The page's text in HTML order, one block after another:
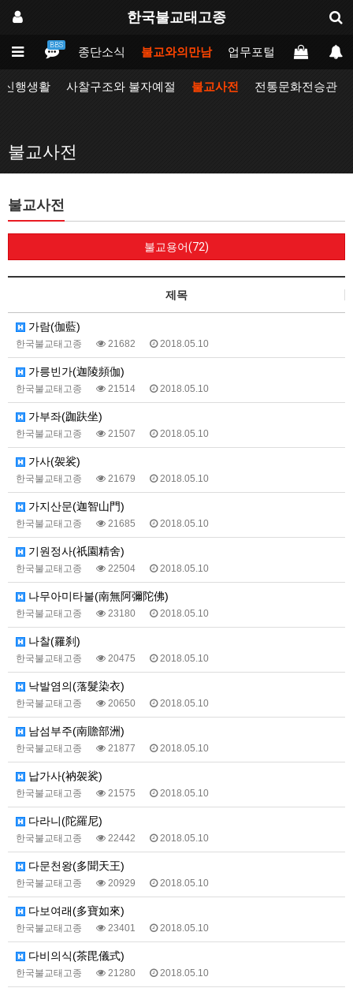
한국불교태고종
BBS
태고종 종단소식 불교와의만남 업무포털 동방불교대
신행생활 사찰구조와 불자예절 불교사전 전통문화전승관
불교사전
불교사전
불교용어(72)
제목
가람(伽藍)
한국불교태고종 21682 2018.05.10
가릉빈가(迦陵頻伽)
한국불교태고종 21514 2018.05.10
가부좌(跏趺坐)
한국불교태고종 21507 2018.05.10
가사(袈裟)
한국불교태고종 21679 2018.05.10
가지산문(迦智山門)
한국불교태고종 21685 2018.05.10
기원정사(祇園精舍)
한국불교태고종 22504 2018.05.10
나무아미타불(南無阿彌陀佛)
한국불교태고종 23180 2018.05.10
나찰(羅刹)
한국불교태고종 20475 2018.05.10
낙발염의(落髮染衣)
한국불교태고종 20650 2018.05.10
남섬부주(南贍部洲)
한국불교태고종 21877 2018.05.10
납가사(衲袈裟)
한국불교태고종 21575 2018.05.10
다라니(陀羅尼)
한국불교태고종 22442 2018.05.10
다문천왕(多聞天王)
한국불교태고종 20929 2018.05.10
다보여래(多寶如來)
한국불교태고종 23401 2018.05.10
다비의식(茶毘儀式)
한국불교태고종 21280 2018.05.10